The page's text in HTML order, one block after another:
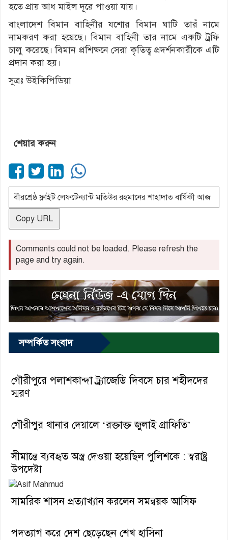
হতে প্রায় আধ মাইল দূরে পাওয়া যায়।
বাংলাদেশ বিমান বাহিনীর যশোর বিমান ঘাটি তারঁ নামে
নামকরণ করা হয়েছে। বিমান বাহিনী তার নামে একটি ট্রফি
চালু করেছে। বিমান প্রশিক্ষনে সেরা কৃতিত্ব প্রদর্শনকারীকে এটি
প্রদান করা হয়।
সুত্রঃ উইকিপিডিয়া
শেয়ার করুন
Copy URL
Comments could not be loaded. Please refresh the
page and try again.
সম্পর্কিত সংবাদ
গৌরীপুরে পলাশকান্দা ট্র্র্যাজেডি দিবসে চার শহীদদের
স্মরণ
গৌরীপুর থানার দেয়ালে ‘রক্তাক্ত জুলাই গ্রাফিতি’
সীমান্তে ব্যবহৃত অস্ত্র দেওয়া হয়েছিল পুলিশকে : স্বরাষ্ট্র
উপদেষ্টা
সামরিক শাসন প্রত্যাখ্যান করলেন সমন্বয়ক আসিফ
পদত্যাগ করে দেশ ছেড়েছেন শেখ হাসিনা